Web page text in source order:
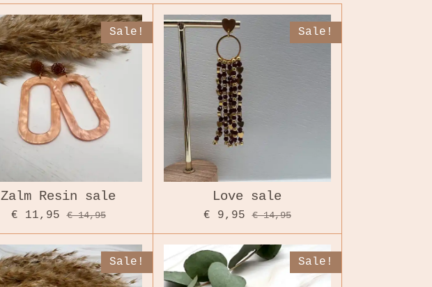
Sale!
Zalm Resin sale
€ 11,95 € 14,95
Sale!
Love sale
€ 9,95 € 14,95
Sale! Sale!